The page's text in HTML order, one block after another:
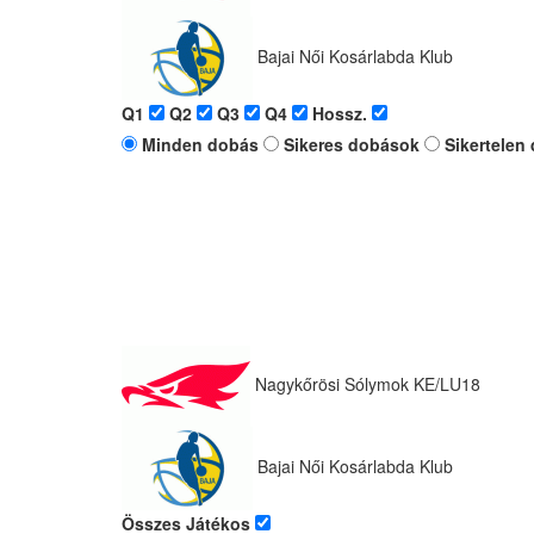
Bajai Női Kosárlabda Klub
Q1 Q2 Q3 Q4
Hossz.
Minden dobás
Sikeres dobások Sikertelen
Nagykőrösi Sólymok KE/LU18
Bajai Női Kosárlabda Klub
Összes Játékos